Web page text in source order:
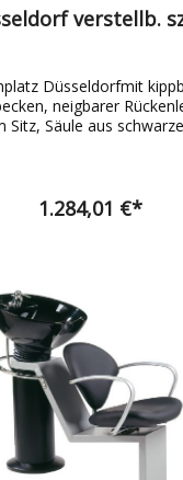
verstellb.
Düsseldorfmit
neigbarer
Sitz, Säule aus
1.284,01 €*